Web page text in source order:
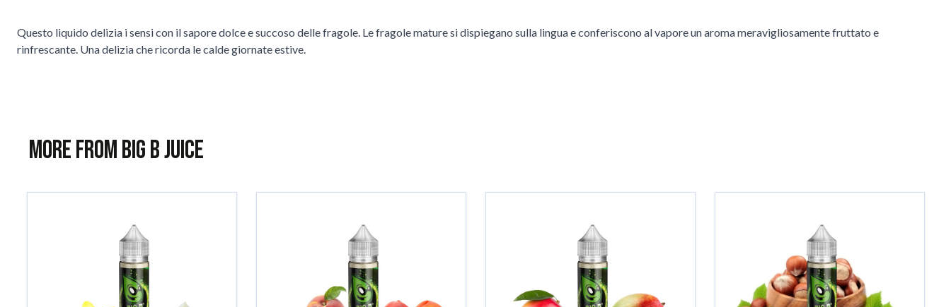
Questo liquido delizia i sensi con il sapore dolce e succoso delle fragole. Le fragole mature si dispiegano sulla lingua e conferiscono al vapore un aroma meravigliosamente fruttato e
rinfrescante. Una delizia che ricorda le calde giornate estive.
More from Big B Juice